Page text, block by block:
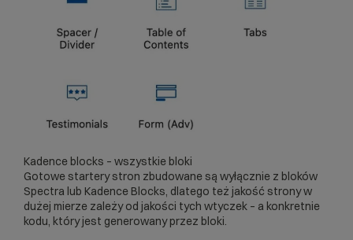
Kadence blocks – wszystkie bloki
Gotowe startery stron zbudowane są wyłącznie z bloków
Spectra lub Kadence Blocks, dlatego też jakość strony w
dużej mierze zależy od jakości tych wtyczek – a konkretnie
kodu, który jest generowany przez bloki.